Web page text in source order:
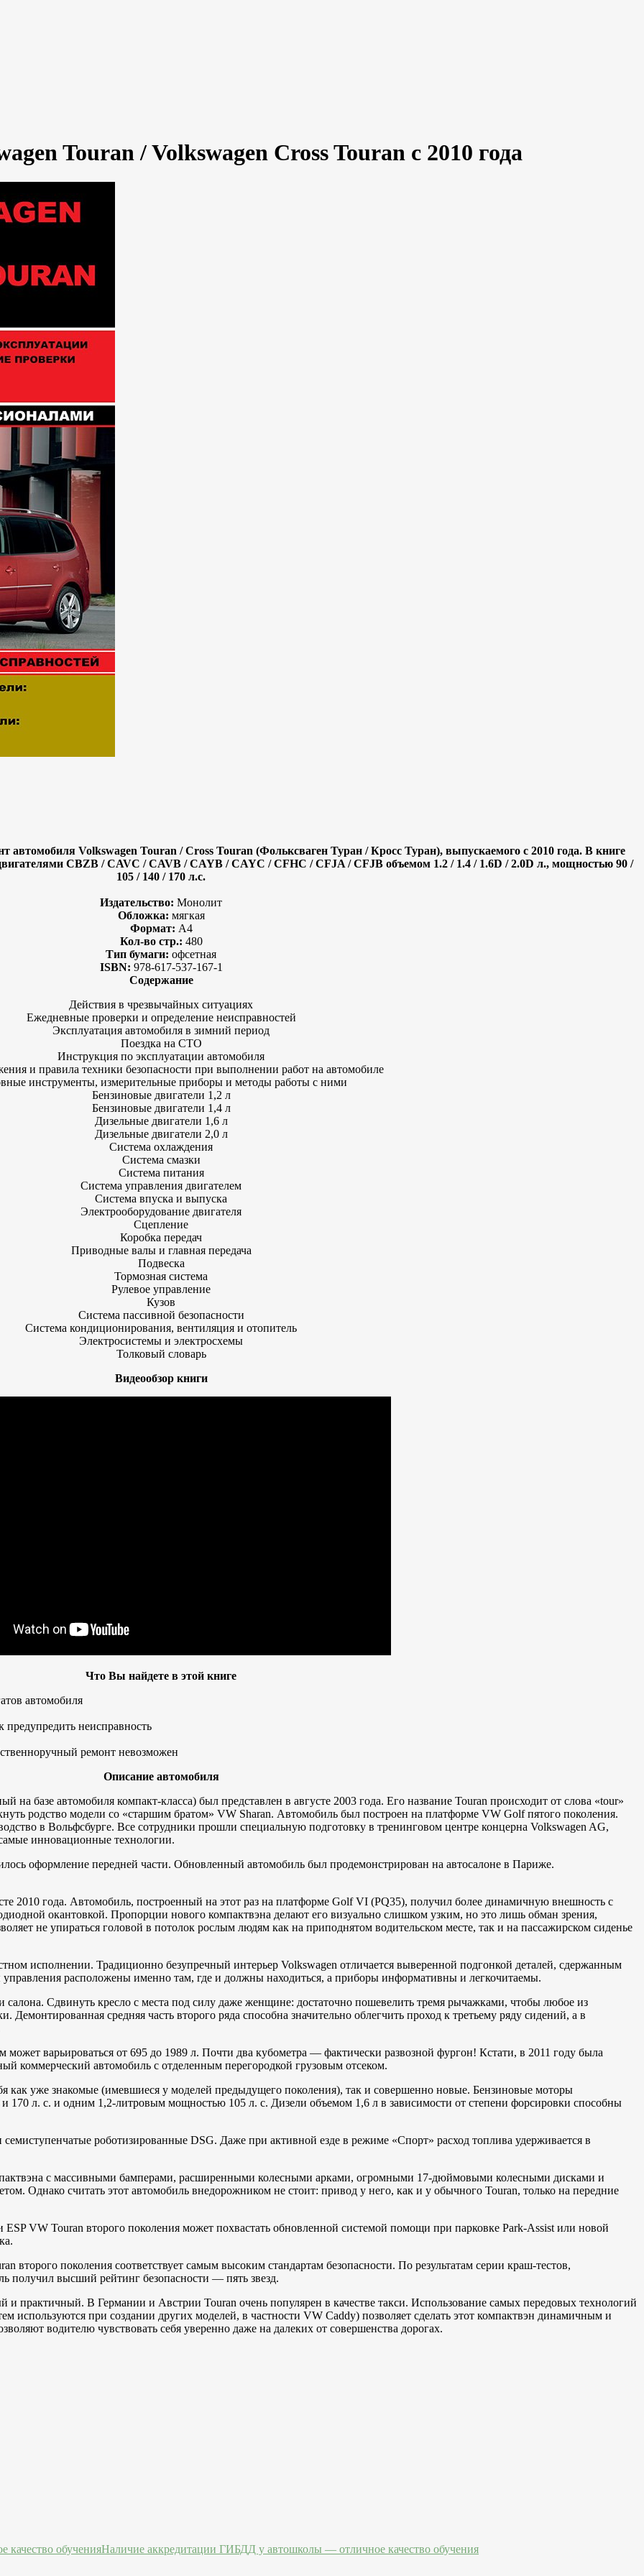
Touran / Volkswagen Cross Touran с 2010 года
автомобиля Volkswagen Touran / Cross Touran (Фольксваген Туран / Кросс Туран), выпускаемого с 2010 года. В книге
CBZB / CAVC / CAVB / CAYB / CAYC / CFHC / CFJA / CFJB объемом 1.2 / 1.4 / 1.6D / 2.0D л., мощностью 90 /
105 / 140 / 170 л.с.
Издательство: Монолит
Обложка: мягкая
Формат: А4
Кол-во стр.: 480
Тип бумаги: офсетная
ISBN: 978-617-537-167-1
Содержание
Действия в чрезвычайных ситуациях
Ежедневные проверки и определение неисправностей
Эксплуатация автомобиля в зимний период
Поездка на СТО
Инструкция по эксплуатации автомобиля
и правила техники безопасности при выполнении работ на автомобиле
инструменты, измерительные приборы и методы работы с ними
Бензиновые двигатели 1,2 л
Бензиновые двигатели 1,4 л
Дизельные двигатели 1,6 л
Дизельные двигатели 2,0 л
Система охлаждения
Система смазки
Система питания
Система управления двигателем
Система впуска и выпуска
Электрооборудование двигателя
Сцепление
Коробка передач
Приводные валы и главная передача
Подвеска
Тормозная система
Рулевое управление
Кузов
Система пассивной безопасности
Система кондиционирования, вентиляция и отопитель
Электросистемы и электросхемы
Толковый словарь
Видеообзор книги
Что Вы найдете в этой книге
автомобиля
неисправность
ремонт невозможен
Описание автомобиля
базе автомобиля компакт-класса) был представлен в августе 2003 года. Его название Touran происходит от слова «tour»
родство модели со «старшим братом» VW Sharan. Автомобиль был построен на платформе VW Golf пятого поколения.
в Вольфсбурге. Все сотрудники прошли специальную подготовку в тренинговом центре концерна Volkswagen AG,
инновационные технологии.
оформление передней части. Обновленный автомобиль был продемонстрирован на автосалоне в Париже.
2010 года. Автомобиль, построенный на этот раз на платформе Golf VI (PQ35), получил более динамичную внешность с
окантовкой. Пропорции нового компактвэна делают его визуально слишком узким, но это лишь обман зрения,
не упираться головой в потолок рослым людям как на приподнятом водительском месте, так и на пассажирском сиденье
исполнении. Традиционно безупречный интерьер Volkswagen отличается выверенной подгонкой деталей, сдержанным
расположены именно там, где и должны находиться, а приборы информативны и легкочитаемы.
Сдвинуть кресло с места под силу даже женщине: достаточно пошевелить тремя рычажками, чтобы любое из
Демонтированная средняя часть второго ряда способна значительно облегчить проход к третьему ряду сидений, а в
варьироваться от 695 до 1989 л. Почти два кубометра — фактически развозной фургон! Кстати, в 2011 году была
коммерческий автомобиль с отделенным перегородкой грузовым отсеком.
как уже знакомые (имевшиеся у моделей предыдущего поколения), так и совершенно новые. Бензиновые моторы
170 л. с. и одним 1,2-литровым мощностью 105 л. с. Дизели объемом 1,6 л в зависимости от степени форсировки способны
роботизированные DSG. Даже при активной езде в режиме «Спорт» расход топлива удерживается в
с массивными бамперами, расширенными колесными арками, огромными 17-дюймовыми колесными дисками и
Однако считать этот автомобиль внедорожником не стоит: привод у него, как и у обычного Touran, только на передние
VW Touran второго поколения может похвастать обновленной системой помощи при парковке Park-Assist или новой
второго поколения соответствует самым высоким стандартам безопасности. По результатам серии краш-тестов,
получил высший рейтинг безопасности — пять звезд.
практичный. В Германии и Австрии Touran очень популярен в качестве такси. Использование самых передовых технологий
используются при создании других моделей, в частности VW Caddy) позволяет сделать этот компактвэн динамичным и
водителю чувствовать себя уверенно даже на далеких от совершенства дорогах.
Наличие аккредитации ГИБДД у автошколы — отличное качество обучения